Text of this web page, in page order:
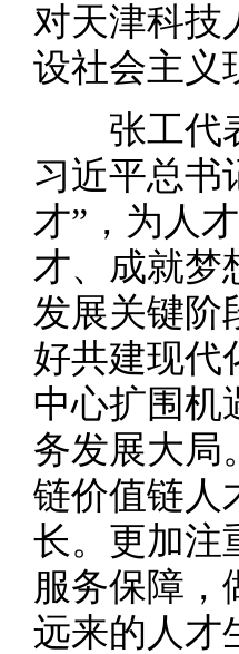
对天津科技
设社会主义
张工代表
习近平总书
才”，为人
才、成就梦
发展关键阶
好共建现代
中心扩围机
务发展大局
链价值链人
长。更加注
服务保障，
远来的人才